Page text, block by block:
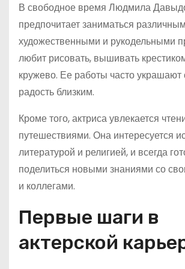
В свободное время Людмила
предпочитает заниматься
художественными и рукодельными
любит рисовать, вышивать
кружево. Ее работы часто
радость близким.
Кроме того, актриса увлекается
путешествиями. Она интересуется
литературой и религией, и всегда
поделиться новыми знаниями со
и коллегами.
Первые шаги в
актерской